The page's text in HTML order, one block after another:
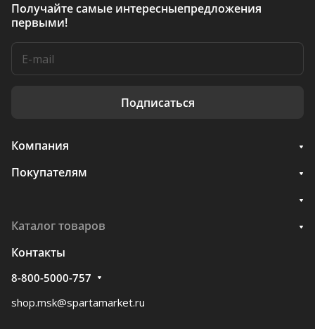
Получайте самые интересныепредложения
первыми!
Подписаться
Компания
Покупателям
Каталог товаров
Контакты
8-800-5000-757
shop.msk@spartamarket.ru